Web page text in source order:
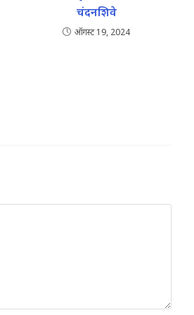
चंदनशिवे
ऑगस्ट 19, 2024